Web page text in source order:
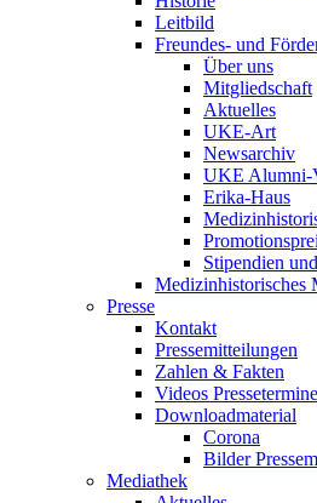
Leitbild
Freundes- und
Über uns
Mitgliedschaft
Aktuelles
UKE-Art
Newsarchiv
UKE Alumni-
Erika-Haus
Stipendien
Medizinhistorisches
Presse
Kontakt
Pressemitteilungen
Zahlen & Fakten
Videos Pressetermine
Downloadmaterial
Corona
Bilder
Mediathek